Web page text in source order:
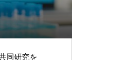
同研究を